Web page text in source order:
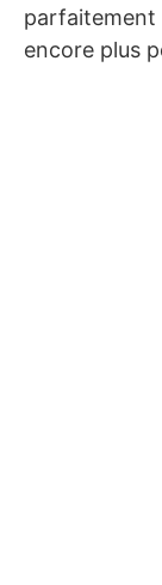
parfaitement
encore plus